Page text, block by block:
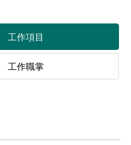
工作項目
工作職掌